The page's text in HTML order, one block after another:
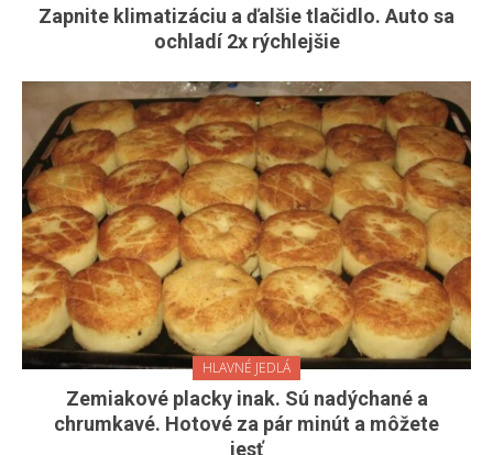
Zapnite klimatizáciu a ďalšie tlačidlo. Auto sa
ochladí 2x rýchlejšie
HLAVNÉ JEDLÁ
Zemiakové placky inak. Sú nadýchané a
chrumkavé. Hotové za pár minút a môžete
jesť